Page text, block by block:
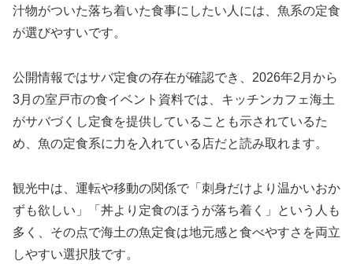
汁物がついた落ち着いた食事にしたい人には、魚系の定食
が選びやすいです。
公開情報ではサバ定食の存在が確認でき、2026年2月から
3月の室戸市の食イベント資料では、キッチンカフェ海土
がサバづくし定食を提供していることも示されているた
め、魚の定食系に力を入れている店だと読み取れます。
観光中は、運転や移動の関係で「刺身だけより温かいおか
ずも欲しい」「丼より定食のほうが落ち着く」という人も
多く、その点で海土の魚定食は地元感と食べやすさを両立
しやすい選択肢です。